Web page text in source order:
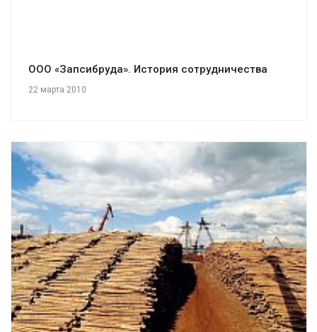
ООО «Запсибруда». История сотрудничества
22 марта 2010
Смотреть проект